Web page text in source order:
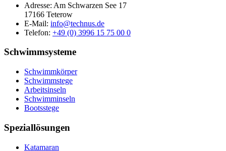
Adresse: Am Schwarzen See 17
17166 Teterow
E-Mail: info@technus.de
Telefon: +49 (0) 3996 15 75 00 0
Schwimmsysteme
Schwimmkörper
Schwimmstege
Arbeitsinseln
Schwimminseln
Bootsstege
Speziallösungen
Katamaran